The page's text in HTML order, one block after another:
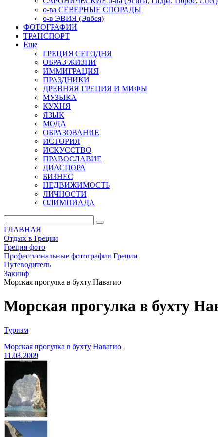
о-ва СЕВЕРНЫЕ СПОРАДЫ
о-в ЭВИЯ (Эвбея)
ФОТОГРАФИИ
ТРАНСПОРТ
Еще
ГРЕЦИЯ СЕГОДНЯ
ОБРАЗ ЖИЗНИ
ИММИГРАЦИЯ
ПРАЗДНИКИ
ДРЕВНЯЯ ГРЕЦИЯ И МИФЫ
МУЗЫКА
КУХНЯ
ЯЗЫК
МОДА
ОБРАЗОВАНИЕ
ИСТОРИЯ
ИСКУССТВО
ПРАВОСЛАВИЕ
ДИАСПОРА
БИЗНЕС
НЕДВИЖИМОСТЬ
ЛИЧНОСТИ
ОЛИМПИАДА
ГЛАВНАЯ
Отдых в Греции
Греция фото
Профессиональные фотографии Греции
Путеводитель
Закинф
Морская прогулка в бухту Навагио
Морская прогулка в бухту
Туризм
Морская прогулка в бухту Навагио
11.08.2009